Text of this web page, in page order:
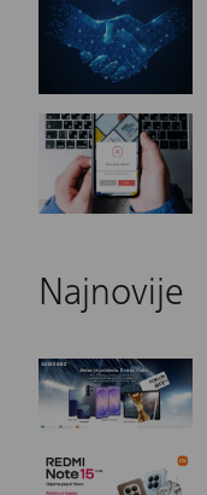
Najnovije